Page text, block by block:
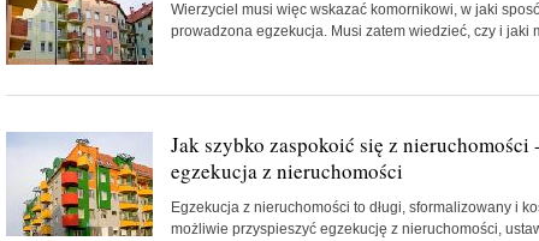
Wierzyciel musi więc wskazać komornikowi, w jaki
prowadzona egzekucja. Musi zatem wiedzieć, czy i jaki
Jak szybko zaspokoić się z
egzekucja z nieruchomości
Egzekucja z nieruchomości to długi, sformalizowany i
możliwie przyspieszyć egzekucję z nieruchomości,